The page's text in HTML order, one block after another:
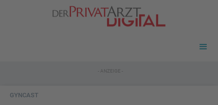
- ANZEIGE -
GYNCAST